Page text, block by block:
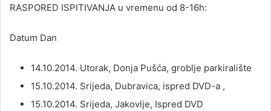
RASPORED ISPITIVANJA u vremenu od 8-16h:
Datum Dan
14.10.2014. Utorak, Donja Pušća, groblje parkiralište
15.10.2014. Srijeda, Dubravica, ispred DVD-a ,
15.10.2014. Srijeda, Jakovlje, Ispred DVD